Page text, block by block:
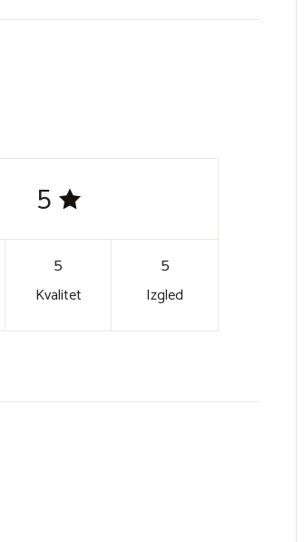
5
5
Kvalitet
5
Izgled